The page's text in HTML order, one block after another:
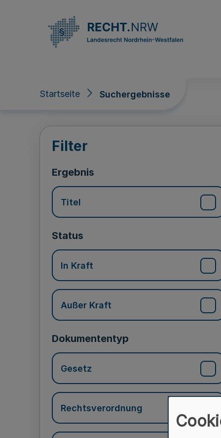
Startseite Suchergebnisse
Suchergebnisse
Filter
Ergebnis
Titel
Status
In Kraft
Außer Kraft
Dokumententyp
Gesetz
Rechtsverordnung